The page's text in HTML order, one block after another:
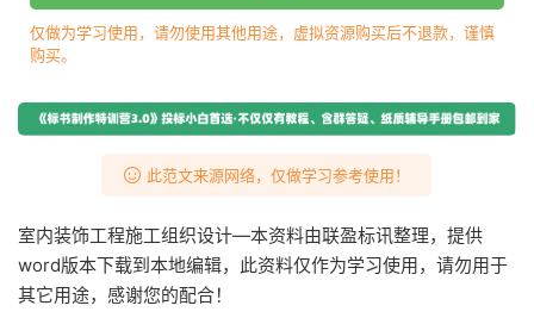
仅做为学习使用，请勿使用其他用途，虚拟资源购买后不退款，谨慎
购买。
此范文来源网络，仅做学习参考使用！
室内装饰工程施工组织设计—本资料由联盈标讯整理，提供
word版本下载到本地编辑，此资料仅作为学习使用，请勿用于
其它用途，感谢您的配合！